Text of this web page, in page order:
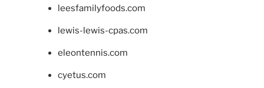
leesfamilyfoods.com
lewis-lewis-cpas.com
eleontennis.com
cyetus.com